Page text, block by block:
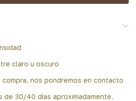
claro u oscuro
nos pondremos en contacto
de 30/40 días aproximadamente.